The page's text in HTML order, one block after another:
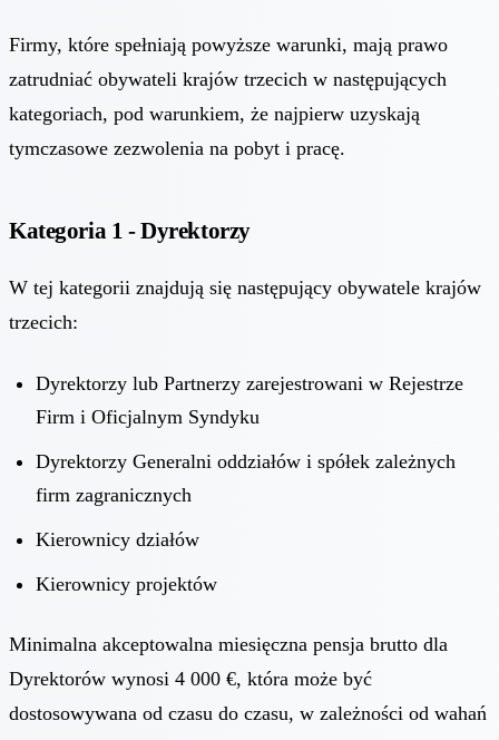
Firmy, które spełniają powyższe warunki, mają prawo
zatrudniać obywateli krajów trzecich w następujących
kategoriach, pod warunkiem, że najpierw uzyskają
tymczasowe zezwolenia na pobyt i pracę.
Kategoria 1 - Dyrektorzy
W tej kategorii znajdują się następujący obywatele krajów
trzecich:
Dyrektorzy lub Partnerzy zarejestrowani w Rejestrze
Firm i Oficjalnym Syndyku
Dyrektorzy Generalni oddziałów i spółek zależnych
firm zagranicznych
Kierownicy działów
Kierownicy projektów
Minimalna akceptowalna miesięczna pensja brutto dla
Dyrektorów wynosi 4 000 €, która może być
dostosowywana od czasu do czasu, w zależności od wahań